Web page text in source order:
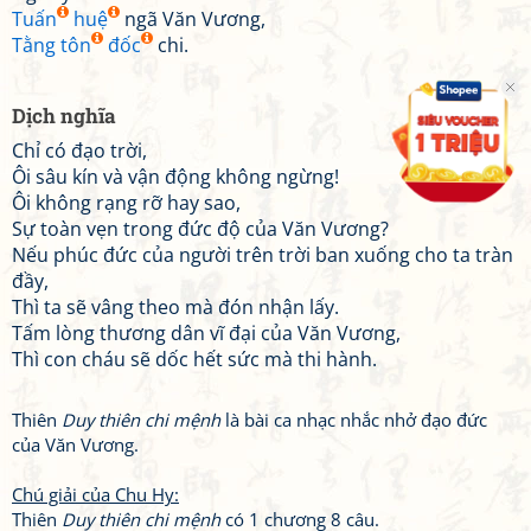
Tuấn
huệ
ngã Văn Vương,
Tằng tôn
đốc chi.
Dịch nghĩa
Chỉ có đạo trời,
Ôi sâu kín và vận động không ngừng!
Ôi không rạng rỡ hay sao,
Sự toàn vẹn trong đức độ của Văn Vương?
Nếu phúc đức của người trên trời ban xuống cho ta tràn
đầy,
Thì ta sẽ vâng theo mà đón nhận lấy.
Tấm lòng thương dân vĩ đại của Văn Vương,
Thì con cháu sẽ dốc hết sức mà thi hành.
Thiên Duy thiên chi mệnhlà bài ca nhạc nhắc nhở đạo đức
của Văn Vương.
Chú giải của Chu Hy:
Thiên Duy thiên chi mệnhcó 1 chương 8 câu.